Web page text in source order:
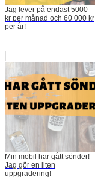
Jag lever på endast 5000
kr per månad och 60 000 kr
per år!
Min mobil har gått sönder!
Jag gör en liten
uppgradering!